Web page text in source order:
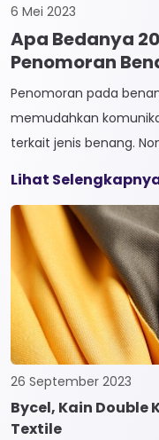
6 Mei 2023
Apa Bedanya
Penomoran
Penomoran pada
memudahkan
terkait jenis benang.
penomoran sendiri
Langsung. 1.
Langsung biasa
Rayon dan Cotton.
Lihat
26 September 2023
Bycel, Kain Double
Textile